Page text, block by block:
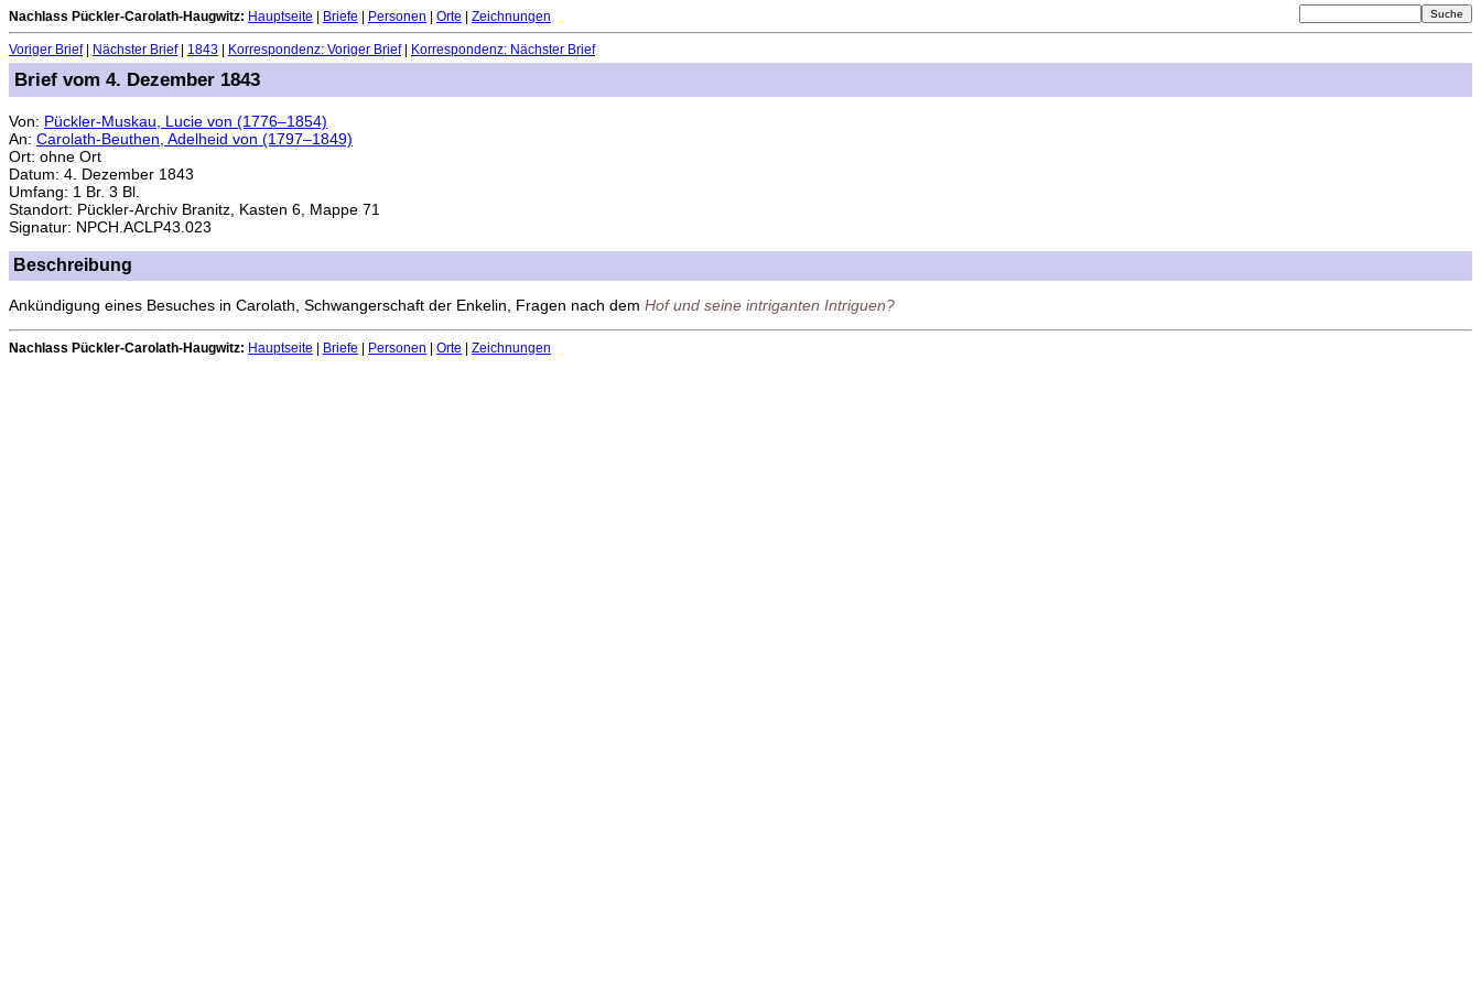
Nachlass Pückler-Carolath-Haugwitz: Hauptseite Briefe Personen Orte Zeichnungen
Voriger Brief| Nächster Brief| 1843 Korrespondenz: Voriger Brief| Korrespondenz: Nächster Brief
Brief vom 4. Dezember 1843
Von: Pückler-Muskau, Lucie von (1776–1854)
An: Carolath-Beuthen, Adelheid von (1797–1849)
Ort: ohne Ort
Datum: 4. Dezember 1843
Umfang: 1 Br. 3 Bl.
Standort: Pückler-Archiv Branitz, Kasten 6, Mappe 71
Signatur: NPCH.ACLP43.023
Beschreibung
Ankündigung eines Besuches in Carolath, Schwangerschaft der Enkelin, Fragen nach dem Hof und seine intriganten Intriguen?
Nachlass Pückler-Carolath-Haugwitz: Hauptseite | Briefe | Personen | Orte | Zeichnungen